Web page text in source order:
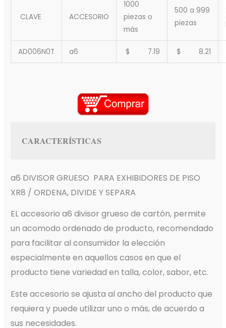
CLAVE ACCESORIO
1000
piezas o
más
500 a 999
piezas
AD006N0T a6 $ 7.19 $ 8.21
CARACTERÍSTICAS
a6 DIVISOR GRUESO PARA EXHIBIDORES DE PISO
XR8 / ORDENA, DIVIDE Y SEPARA
EL accesorio a6 divisor grueso de cartón, permite
un acomodo ordenado de producto, recomendado
para facilitar al consumidor la elección
especialmente en aquellos casos en que el
producto tiene variedad en talla, color, sabor, etc.
Este accesorio se ajusta al ancho del producto que
requiera y puede utilizar uno o más, de acuerdo a
sus necesidades.